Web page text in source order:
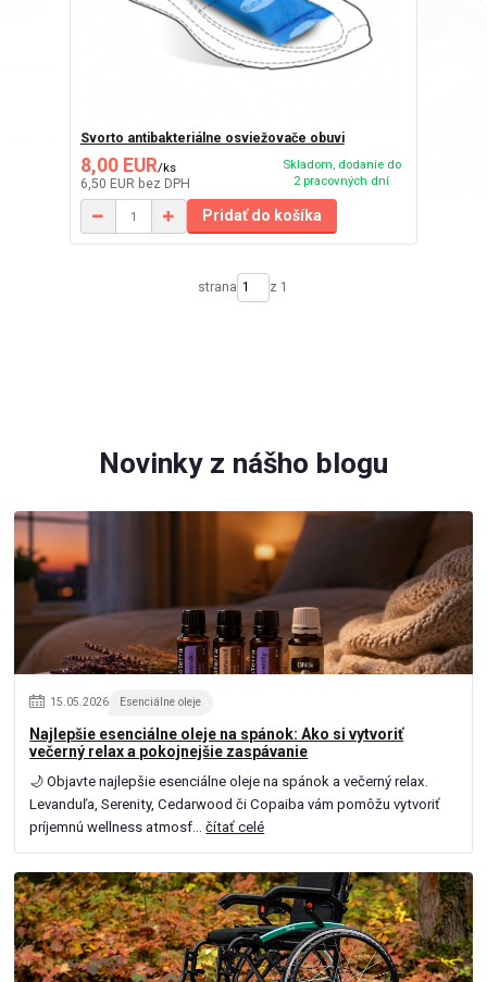
Svorto antibakteriálne osviežovače obuvi
8,00 EUR/ks
6,50 EUR bez DPH
Skladom, dodanie do
2 pracovných dní
Pridať do košíka
strana z 1
Novinky z nášho blogu
15.05.2026 Esenciálne oleje
Najlepšie esenciálne oleje na spánok: Ako si vytvoriť
večerný relax a pokojnejšie zaspávanie
🌙 Objavte najlepšie esenciálne oleje na spánok a večerný relax.
Levanduľa, Serenity, Cedarwood či Copaiba vám pomôžu vytvoriť
príjemnú wellness atmosf...čítať celé